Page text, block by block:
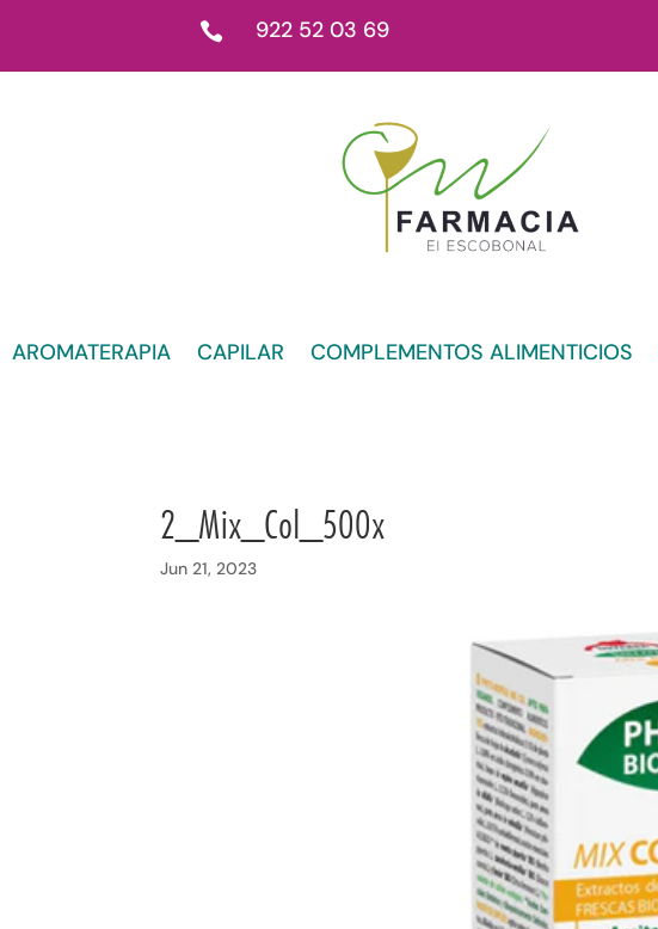
 922 52 03 69
AROMATERAPIA CAPILAR COMPLEMENTOS ALIMENTICIOS
2_Mix_Col_500x
Jun 21, 2023